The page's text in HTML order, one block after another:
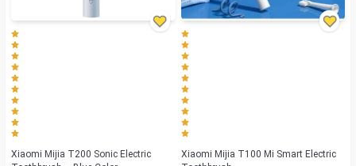
Xiaomi Mijia T200 Sonic Electric
Xiaomi Mijia T100 Mi Smart Electric